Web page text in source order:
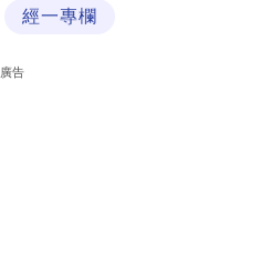
經一專欄
廣告